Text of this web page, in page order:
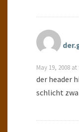
May 19, 2008 at
der header
schlicht